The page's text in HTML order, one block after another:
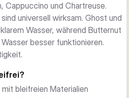
sind.
von natürlichen Tönen
zu hochsichtbaren Optionen
Transparente Farben wie
Erfolg bringen.
Cappuccino und Chartreuse.
universell wirksam. Ghost und
Wasser, während Butternut
besser funktionieren.
bleifreien Materialien